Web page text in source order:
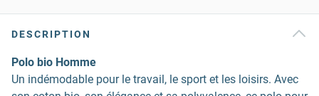
DESCRIPTION
Polo bio Homme
Un indémodable pour le travail, le sport et les loisirs. Avec